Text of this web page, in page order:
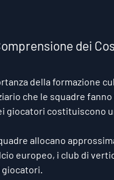
dei
della formazione
che le squadre
giocatori costituiscono
allocano
europeo, i club di
giocatori.